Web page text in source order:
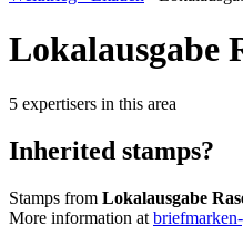
Lokalausgabe
5 expertisers in this area
Inherited stamps?
Stamps from Lokalausgabe
More information at